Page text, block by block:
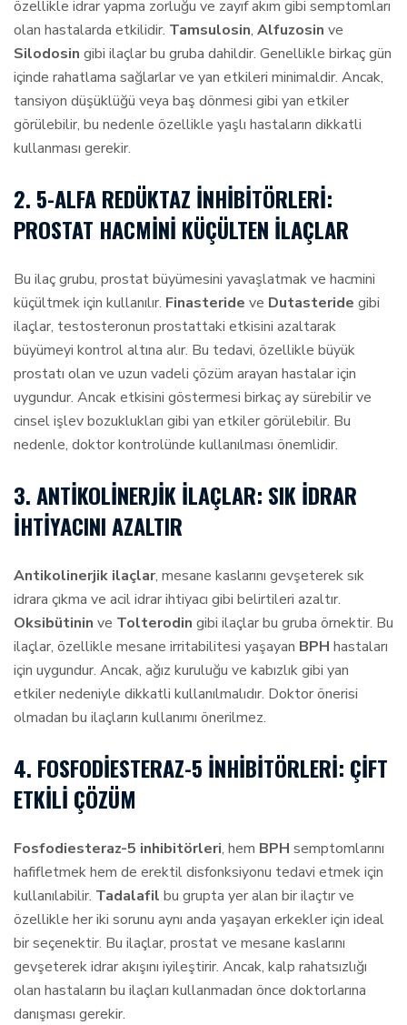
özellikle idrar yapma zorluğu ve zayıf akım gibi semptomları
olan hastalarda etkilidir. Tamsulosin, Alfuzosin ve
Silodosin gibi ilaçlar bu gruba dahildir. Genellikle birkaç gün
içinde rahatlama sağlarlar ve yan etkileri minimaldir. Ancak,
tansiyon düşüklüğü veya baş dönmesi gibi yan etkiler
görülebilir, bu nedenle özellikle yaşlı hastaların dikkatli
kullanması gerekir.
2. 5-ALFA REDÜKTAZ İNHIBITÖRLERI:
PROSTAT HACMINI KÜÇÜLTEN İLAÇLAR
Bu ilaç grubu, prostat büyümesini yavaşlatmak ve hacmini
küçültmek için kullanılır. Finasteride ve Dutasteride gibi
ilaçlar, testosteronun prostattaki etkisini azaltarak
büyümeyi kontrol altına alır. Bu tedavi, özellikle büyük
prostatı olan ve uzun vadeli çözüm arayan hastalar için
uygundur. Ancak etkisini göstermesi birkaç ay sürebilir ve
cinsel işlev bozuklukları gibi yan etkiler görülebilir. Bu
nedenle, doktor kontrolünde kullanılması önemlidir.
3. ANTIKOLINERJIK İLAÇLAR: SIK İDRAR
İHTIYACINI AZALTIR
Antikolinerjik ilaçlar, mesane kaslarını gevşeterek sık
idrara çıkma ve acil idrar ihtiyacı gibi belirtileri azaltır.
Oksibütinin ve Tolterodin gibi ilaçlar bu gruba örnektir. Bu
ilaçlar, özellikle mesane irritabilitesi yaşayan BPH hastaları
için uygundur. Ancak, ağız kuruluğu ve kabızlık gibi yan
etkiler nedeniyle dikkatli kullanılmalıdır. Doktor önerisi
olmadan bu ilaçların kullanımı önerilmez.
4. FOSFODIESTERAZ-5 İNHIBITÖRLERI: ÇIFT
ETKILI ÇÖZÜM
Fosfodiesteraz-5 inhibitörleri, hem BPH semptomlarını
hafifletmek hem de erektil disfonksiyonu tedavi etmek için
kullanılabilir. Tadalafil bu grupta yer alan bir ilaçtır ve
özellikle her iki sorunu aynı anda yaşayan erkekler için ideal
bir seçenektir. Bu ilaçlar, prostat ve mesane kaslarını
gevşeterek idrar akışını iyileştirir. Ancak, kalp rahatsızlığı
olan hastaların bu ilaçları kullanmadan önce doktorlarına
danışması gerekir.